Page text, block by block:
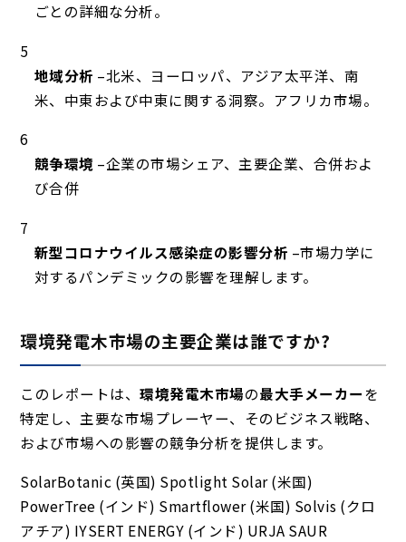
ごとの詳細な分析。
地域分析 –北米、ヨーロッパ、アジア太平洋、南
米、中東および中東に関する洞察。アフリカ市場。
競争環境 –企業の市場シェア、主要企業、合併およ
び合併
新型コロナウイルス感染症の影響分析 –市場力学に
対するパンデミックの影響を理解します。
環境発電木市場の主要企業は誰ですか?
このレポートは、環境発電木市場の最大手メーカーを
特定し、主要な市場プレーヤー、そのビジネス戦略、
および市場への影響の競争分析を提供します。
SolarBotanic (英国) Spotlight Solar (米国)
PowerTree (インド) Smartflower (米国) Solvis (クロ
アチア) IYSERT ENERGY (インド) URJA SAUR